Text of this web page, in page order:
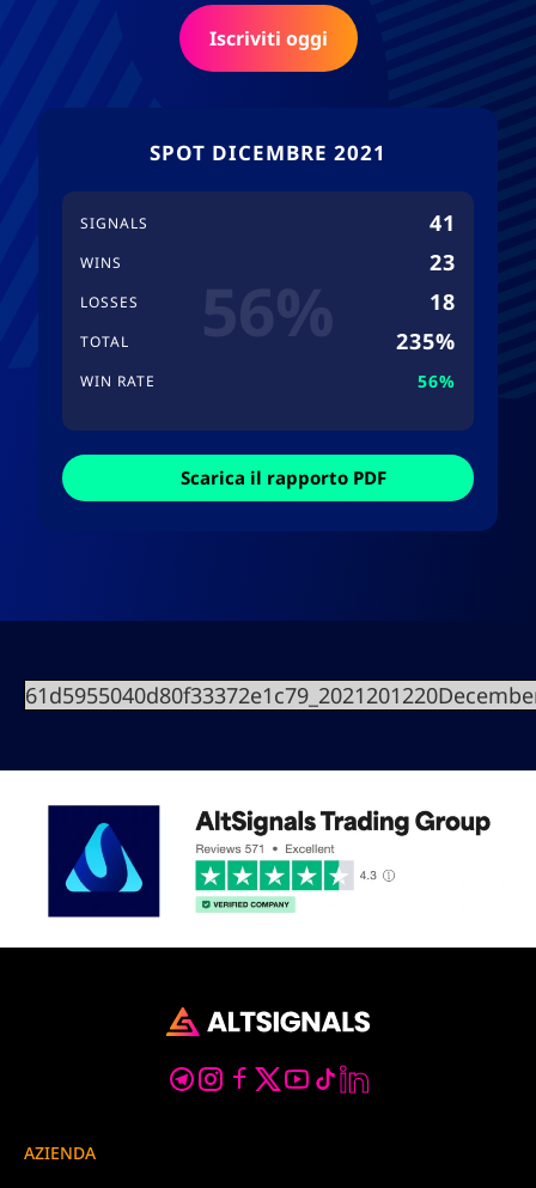
Iscriviti oggi
SPOT DICEMBRE 2021
SIGNALS 41
WINS 23
LOSSES 18
TOTAL 235%
WIN RATE 56%
Scarica il rapporto PDF
AZIENDA